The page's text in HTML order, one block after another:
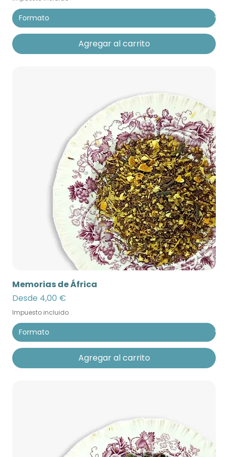
Agregar al carrito
Memorias de África
Desde 4,00 €
Precio de oferta
Impuesto incluido
Agregar al carrito